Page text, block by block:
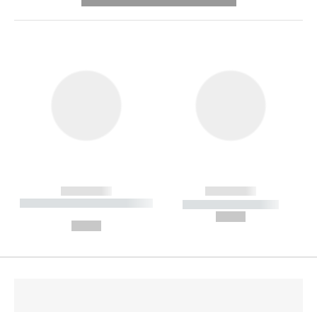
------------
----------- ----------- --------
------------
----------- -----------